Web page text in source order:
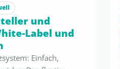
und
Label und
Einfach,